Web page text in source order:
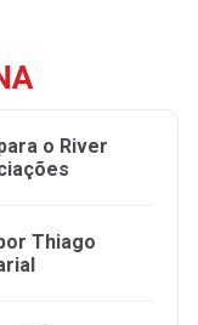
o River
Thiago